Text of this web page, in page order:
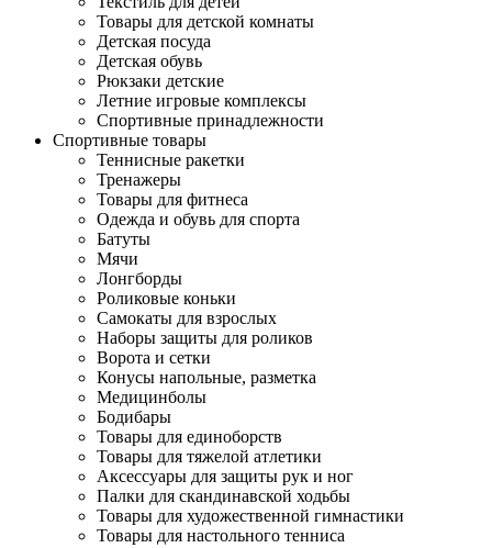
Товары для детской комнаты
Детская посуда
Детская обувь
Рюкзаки детские
Летние игровые комплексы
Спортивные принадлежности
Спортивные товары
Теннисные ракетки
Тренажеры
Товары для фитнеса
Одежда и обувь для спорта
Батуты
Мячи
Лонгборды
Роликовые коньки
Самокаты для взрослых
Наборы защиты для роликов
Ворота и сетки
Конусы напольные, разметка
Медицинболы
Бодибары
Товары для единоборств
Товары для тяжелой атлетики
Аксессуары для защиты рук и ног
Палки для скандинавской ходьбы
Товары для художественной гимнастики
Товары для настольного тенниса